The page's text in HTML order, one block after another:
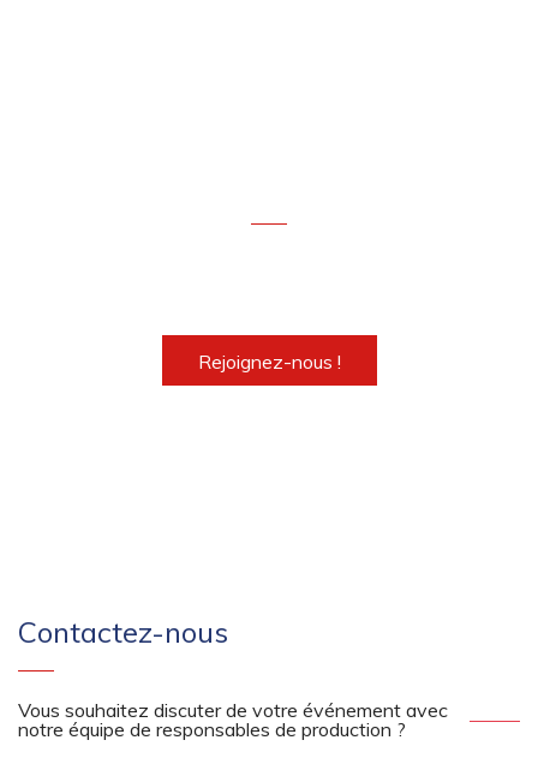
Rejoignez-nous !
Contactez-nous
Vous souhaitez discuter de votre événement avec
notre équipe de responsables de production ?